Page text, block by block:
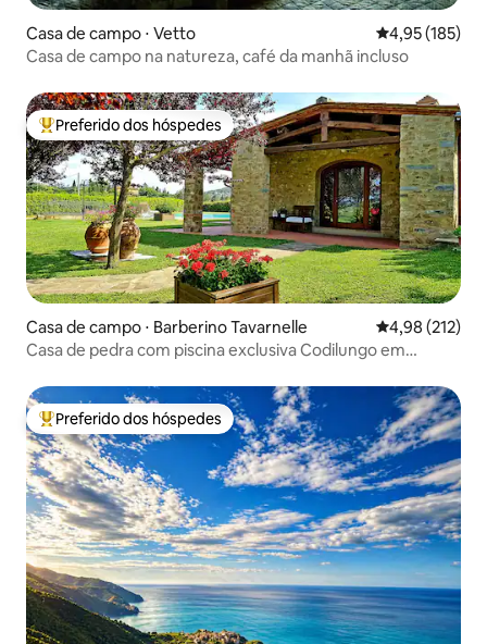
Casa de campo ⋅ Vetto 4,95 de uma
4,95 (185)
Casa de campo na natureza, café da manhã incluso
Entre os melhores preferidos dos hóspedes
Preferido dos hóspedes
Casa de campo ⋅ Barberino Tavarnelle 4,98 de uma
4,98 (212)
Casa de pedra com piscina exclusiva Codilungo em
Entre os melhores preferidos dos hóspedes
Preferido dos hóspedes